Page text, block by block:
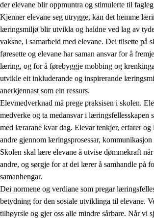
3. Prinsipp for praksisen i skolen
3.1 Eit inkluderande læringsmiljø
3.2 Undervisning og tilpassa opplæring
3.3 Samarbeid mellom heim og skole
3.4 Opplæring i lærebedrift og arbeidsliv
3.5 Profesjonsfellesskap og skoleutvikling
der elevane blir oppmuntra og stimulerte til
Kjenner elevane seg utrygge, kan det hemme
læringsmiljø blir utvikla og haldne ved lag av
vaksne, i samarbeid med elevane. Dei tilsette på
føresette og elevane har saman ansvar for å
læring, og for å førebyggje mobbing og
utvikle eit inkluderande og inspirerande
anerkjennast som ein ressurs.
Elevmedverknad må prege praksisen i skolen.
medverke og ta medansvar i læringsfellesskapen
med lærarane kvar dag. Elevar tenkjer, erfarer og
andre gjennom læringsprosessar, kommunikasjon
Skolen skal lære elevane å utvise dømmekraft
andre, og sørgje for at dei lærer å samhandle på
samanhengar.
Dei normene og verdiane som pregar
betydning for den sosiale utviklinga til elevane.
tilhøyrsle og gjer oss alle mindre sårbare. Når vi